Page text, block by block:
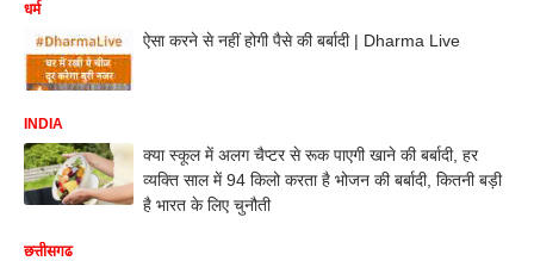
धर्म
ऐसा करने से नहीं होगी पैसे की बर्बादी | Dharma Live
INDIA
क्या स्कूल में अलग चैप्टर से रूक पाएगी खाने की बर्बादी, हर
व्यक्ति साल में 94 किलो करता है भोजन की बर्बादी, कितनी बड़ी
है भारत के लिए चुनौती
छत्तीसगढ